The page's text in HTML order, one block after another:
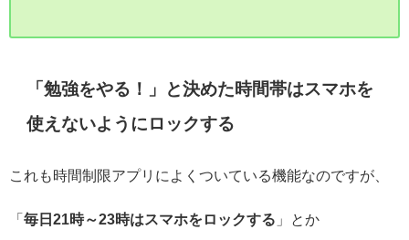
「勉強をやる！」と決めた時間帯はスマホを
使えないようにロックする
これも時間制限アプリによくついている機能なのですが、
「 毎日21時～23時はスマホをロックする 」とか